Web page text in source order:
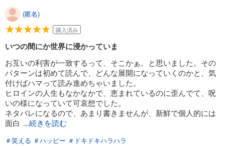
(匿名)
購入済み
いつの間にか世界に浸かっていま
お互いの利害が一致するって、そこかぁ。と思いました。その
パターンは初めて読んで、どんな展開になっていくのかと、気
付けばハマって読み進めちゃいました。
ヒロインの人生もなかなかで、恵まれているのに歪んでて、呪
いの様になっていて可哀想でした。
ネタバレになるので、あまり書きませんが、新鮮で個人的には
面白 ...続きを読む
＃笑える ＃ハッピー ＃ドキドキハラハラ